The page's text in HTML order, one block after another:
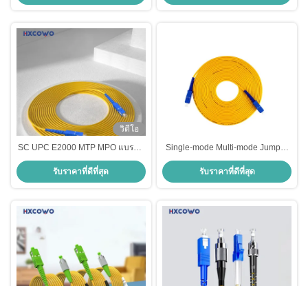
ข่าย
วิดีโอ
SC UPC E2000 MTP MPO แบรนด์
ไฟเบอร์ออปติก แพทช์คอร์ด สําหรับ
ความยาวคลื่น
850nm/1310nm/1550nm
รับราคาที่ดีที่สุด
Single-mode Multi-mode Jumper
Patchcord SC-SC Armor สายพัด
พัดไฟเบอร์ออปติก สําหรับ FTTH
รับราคาที่ดีที่สุด